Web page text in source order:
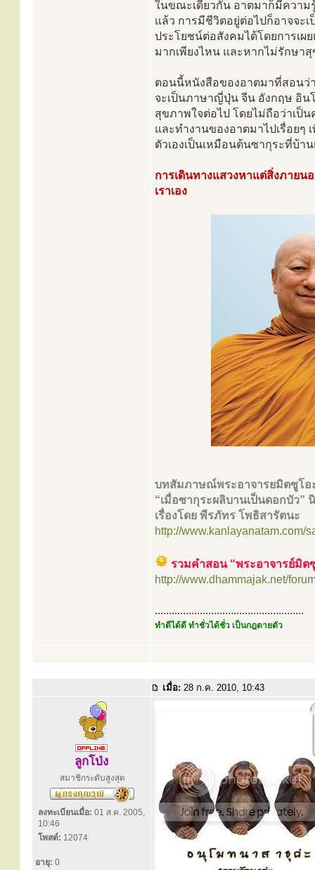
ในขณะเดียวกัน อาตมาก็มีความ
แล้ว การมีชีวิตอยู่ต่อไปก็อาจจะ
ประโยชน์ต่อสังคมได้โดยการเผ
มากเพียงไหน และหากไม่รักษา
ตอนนี้หนังสือของอาตมาที่สอนว่
จะเป็นภาษาญี่ปุ่น จีน อังกฤษ อินโ
สุขภาพใจต่อไป โดยไม่ถือว่าเป็
และทำงานของอาตมาไปเรื่อยๆ
ตัวเองเป็นเหมือนต้นซากุระที่บ้
การเดินทางแสวงหาแต่สิ่งภาย
เราเอง
บทสัมภาษณ์พระอาจารยมิตซูโอ
“เมื่อซากุระผลิบานเป็นดอกบัว”
เรื่องโดย พีรภัทร โพธิสารัตนะ
http://www.kanlayanatam.com/
รวมคำสอน “พระอาจารย์มิต
http://www.dhammajak.net/
.....................................................
ทำดีได้ดี ทำชั่วได้ชั่ว เป็นกฎตายตัว
เมื่อ: 28 ก.ค. 2010, 10:43
ลูกโป่ง
สมาชิกระดับสูงสุด
ลงทะเบียนเมื่อ: 01 ส.ค. 2005,
10:46
โพสต์: 12074
อายุ: 0